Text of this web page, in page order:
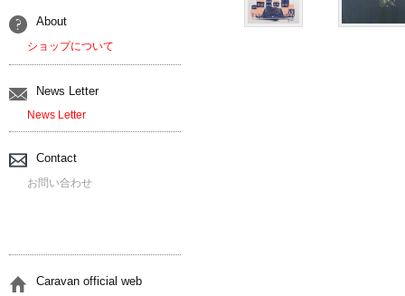
About
ショップについて
News Letter
News Letter
Contact
お問い合わせ
Caravan official web